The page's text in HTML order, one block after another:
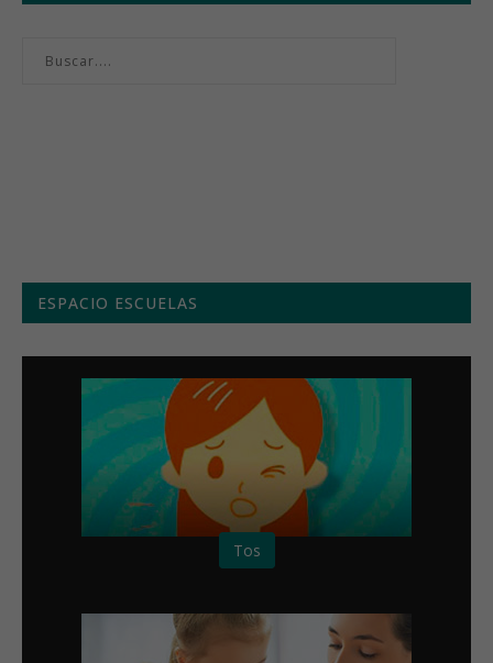
ESPACIO ESCUELAS
Tos